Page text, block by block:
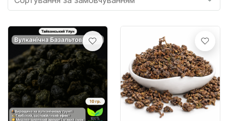
Смоли
Улуни
Червоний чай
Чорний чай "Хей Ча"
Шен Пуери
Шу Пуери